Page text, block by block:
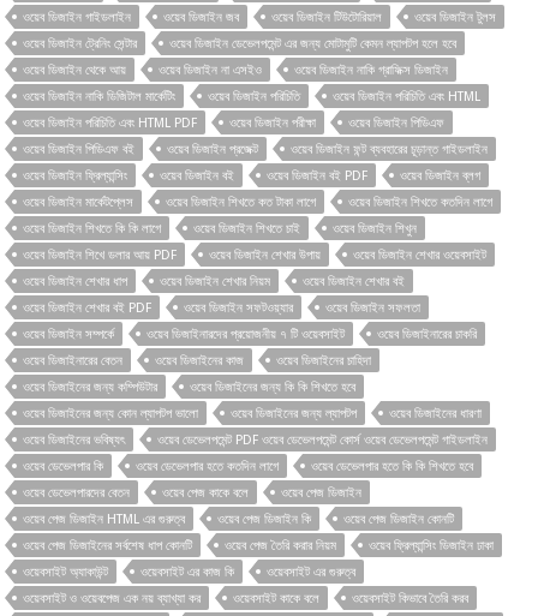
ওয়েব ডিজাইন গাইডলাইন
ওয়েব ডিজাইন জব ওয়েব ডিজাইন টিউটোরিয়াল
ওয়েব ডিজাইন টুলস
ওয়েব ডিজাইন ট্রেনিং সেন্টার
ওয়েব ডিজাইন ডেভেলপমেন্ট এর জন্য মোটামুটি কেমন ল্যাপটপ হলে হবে
ওয়েব ডিজাইন থেকে আয়
ওয়েব ডিজাইন না এসইও
ওয়েব ডিজাইন নাকি গ্রাফিক্স ডিজাইন
ওয়েব ডিজাইন নাকি ডিজিটাল মার্কেটিং
ওয়েব ডিজাইন পরিচিতি
ওয়েব ডিজাইন পরিচিতি এবং HTML
ওয়েব ডিজাইন পরিচিতি এবং HTML PDF
ওয়েব ডিজাইন পরীক্ষা
ওয়েব ডিজাইন পিডিএফ
ওয়েব ডিজাইন পিডিএফ বই
ওয়েব ডিজাইন প্রজেক্ট
ওয়েব ডিজাইন ফন্ট ব্যবহারের চূড়ান্ত গাইডলাইন
ওয়েব ডিজাইন ফ্রিল্যান্সিং
ওয়েব ডিজাইন বই ওয়েব ডিজাইন বই PDF
ওয়েব ডিজাইন ব্লগ
ওয়েব ডিজাইন মার্কেটপ্লেস
ওয়েব ডিজাইন শিখতে কত টাকা লাগে
ওয়েব ডিজাইন শিখতে কতদিন লাগে
ওয়েব ডিজাইন শিখতে কি কি লাগে
ওয়েব ডিজাইন শিখতে চাই
ওয়েব ডিজাইন শিখুন
ওয়েব ডিজাইন শিখে ডলার আয় PDF
ওয়েব ডিজাইন শেখার উপায়
ওয়েব ডিজাইন শেখার ওয়েবসাইট
ওয়েব ডিজাইন শেখার ধাপ
ওয়েব ডিজাইন শেখার নিয়ম
ওয়েব ডিজাইন শেখার বই
ওয়েব ডিজাইন শেখার বই PDF
ওয়েব ডিজাইন সফটওয়্যার
ওয়েব ডিজাইন সফলতা
ওয়েব ডিজাইন সম্পর্কে
ওয়েব ডিজাইনারদের প্রয়োজনীয় ৭ টি ওয়েবসাইট
ওয়েব ডিজাইনারের চাকরি
ওয়েব ডিজাইনারের বেতন
ওয়েব ডিজাইনের কাজ
ওয়েব ডিজাইনের চাহিদা
ওয়েব ডিজাইনের জন্য কম্পিউটার
ওয়েব ডিজাইনের জন্য কি কি শিখতে হবে
ওয়েব ডিজাইনের জন্য কোন ল্যাপটপ ভালো
ওয়েব ডিজাইনের জন্য ল্যাপটপ
ওয়েব ডিজাইনের ধারণা
ওয়েব ডিজাইনের ভবিষ্যৎ
ওয়েব ডেভেলপমেন্ট PDF ওয়েব ডেভেলপমেন্ট কোর্স ওয়েব ডেভেলপমেন্ট গাইডলাইন
ওয়েব ডেভেলপার কি
ওয়েব ডেভেলপার হতে কতদিন লাগে
ওয়েব ডেভেলপার হতে কি কি শিখতে হবে
ওয়েব ডেভেলপারদের বেতন
ওয়েব পেজ কাকে বলে
ওয়েব পেজ ডিজাইন
ওয়েব পেজ ডিজাইন HTML এর গুরুত্ব
ওয়েব পেজ ডিজাইন কি
ওয়েব পেজ ডিজাইন কোনটি
ওয়েব পেজ ডিজাইনের সর্বশেষ ধাপ কোনটি
ওয়েব পেজ তৈরি করার নিয়ম
ওয়েব ফ্রিল্যান্সিং ডিজাইন ঢাকা
ওয়েবসাইট অ্যাকাউন্ট
ওয়েবসাইট এর কাজ কি
ওয়েবসাইট এর গুরুত্ব
ওয়েবসাইট ও ওয়েবপেজ এক নয় ব্যাখ্যা কর
ওয়েবসাইট কাকে বলে
ওয়েবসাইট কিভাবে তৈরি করব